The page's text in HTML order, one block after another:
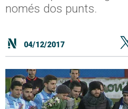
només dos punts.
04/12/2017